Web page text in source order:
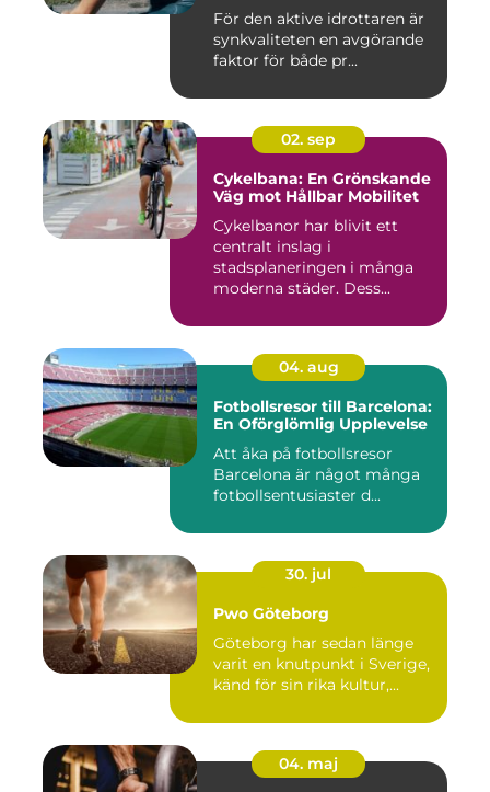
För den aktive idrottaren är
synkvaliteten en avgörande
faktor för både pr...
02. sep
Cykelbana: En Grönskande
Väg mot Hållbar Mobilitet
Cykelbanor har blivit ett
centralt inslag i
stadsplaneringen i många
moderna städer. Dess...
04. aug
Fotbollsresor till Barcelona:
En Oförglömlig Upplevelse
Att åka på fotbollsresor
Barcelona är något många
fotbollsentusiaster d...
30. jul
Pwo Göteborg
Göteborg har sedan länge
varit en knutpunkt i Sverige,
känd för sin rika kultur,...
04. maj